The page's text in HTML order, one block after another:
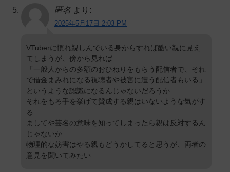
匿名 より:
2025年5月17日 2:03 PM
VTuberに慣れ親しんでいる身からすれば酷い親に見え
てしまうが、傍から見れば
「一般人からの多額のおひねりをもらう配信者で、それ
で借金まみれになる視聴者や被害に遭う配信者もいる」
というような認識になるんじゃないだろうか
それをもろ手を挙げて賛成する親はいないような気がす
る
ましてや芸名の意味を知ってしまったら親は反対するん
じゃないか
物理的な妨害はやる親もどうかしてると思うが、両者の
意見を聞いてみたい